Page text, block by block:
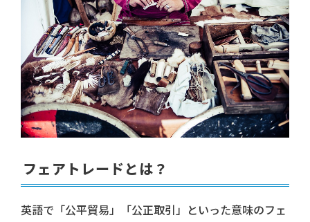
フェアトレードとは？
英語で「公平貿易」「公正取引」といった意味のフェ